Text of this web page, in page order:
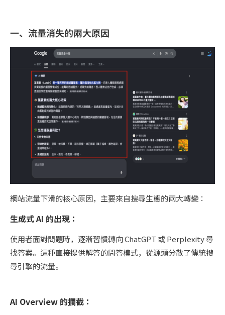
一、流量消失的兩大原因
網站流量下滑的核心原因，主要來自搜尋生態的兩大轉變：
生成式 AI 的出現：
使用者面對問題時，逐漸習慣轉向 ChatGPT 或 Perplexity 尋
找答案。這種直接提供解答的問答模式，從源頭分散了傳統搜
尋引擎的流量。
AI Overview 的攔截：